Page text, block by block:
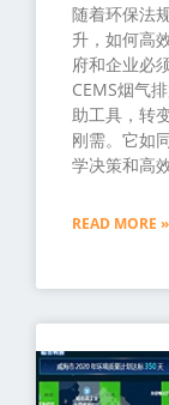
随着环保法
升，如何高
府和企业必
CEMS烟气
助工具，转
刚需。它如
学决策和高
READ MORE »